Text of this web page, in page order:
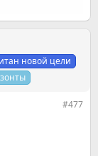
новой цели
#477